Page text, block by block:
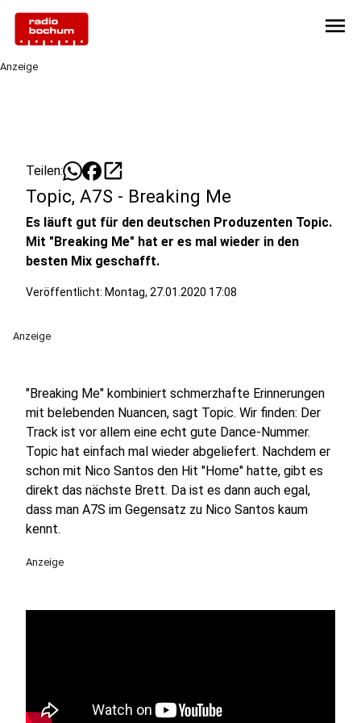
menu
Anzeige
Teilen: open_in_new
Topic, A7S - Breaking Me
Es läuft gut für den deutschen Produzenten Topic.
Mit "Breaking Me" hat er es mal wieder in den
besten Mix geschafft.
Veröffentlicht: Montag, 27.01.2020 17:08
Anzeige
"Breaking Me" kombiniert schmerzhafte Erinnerungen
mit belebenden Nuancen, sagt Topic. Wir finden: Der
Track ist vor allem eine echt gute Dance-Nummer.
Topic hat einfach mal wieder abgeliefert. Nachdem er
schon mit Nico Santos den Hit "Home" hatte, gibt es
direkt das nächste Brett. Da ist es dann auch egal,
dass man A7S im Gegensatz zu Nico Santos kaum
kennt.
Anzeige